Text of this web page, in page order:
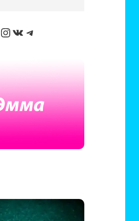
Instagram
ВКонтакте
Telegram